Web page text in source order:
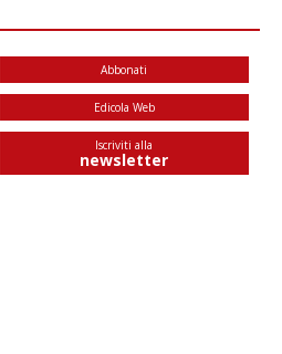
Abbonati
Edicola Web
Iscriviti alla
newsletter